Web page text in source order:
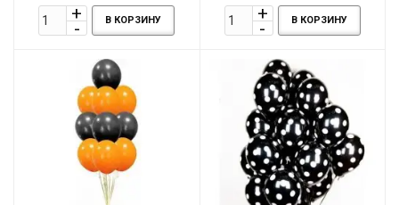
В КОРЗИНУ
Цифры с шаром Баблс и
фольгированными
В КОРЗИНУ